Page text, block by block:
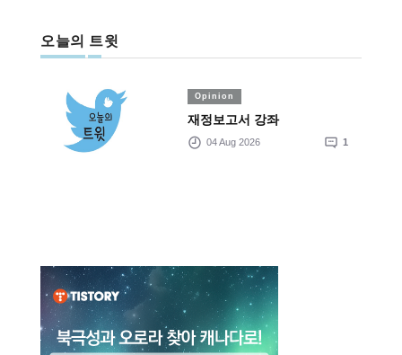
오늘의 트윗
Opinion
재정보고서 강좌
04 Aug 2026 1